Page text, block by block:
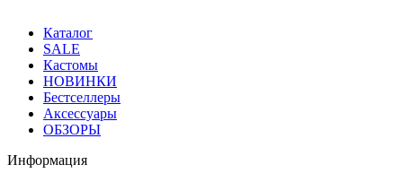
Каталог
SALE
Кастомы
НОВИНКИ
Бестселлеры
Аксессуары
ОБЗОРЫ
Информация